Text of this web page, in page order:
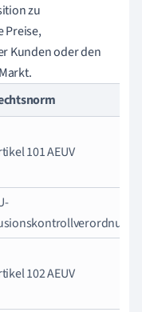
zu
Preise,
Kunden oder den
101 AEUV
102 AEUV